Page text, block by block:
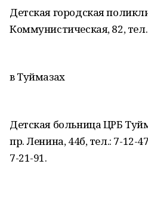
Детская городская
Коммунистическая, 82,
в Туймазах
Детская больница ЦРБ
пр. Ленина, 44б, тел.: 7-12-
7-21-91.